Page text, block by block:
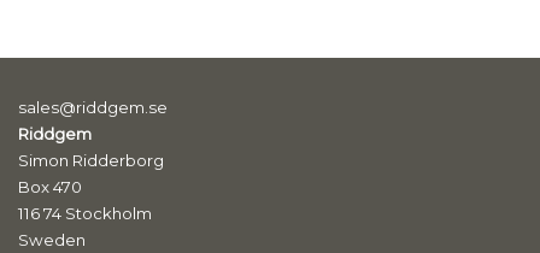
sales@riddgem.se
Riddgem
Simon Ridderborg
Box 470
116 74 Stockholm
Sweden